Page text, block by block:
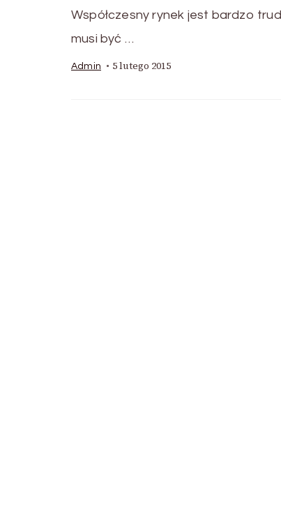
Współczesny rynek jest bardzo
musi być …
Admin 5 lutego 2015